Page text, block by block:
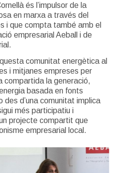
és l’impulsor de la
en marxa a través del
i que compta també amb el
empresarial Aeball i de
comunitat energètica al
i mitjanes empreses per
compartida la generació,
basada en fonts
des d’una comunitat implica
més participatiu i
projecte compartit que
empresarial local.